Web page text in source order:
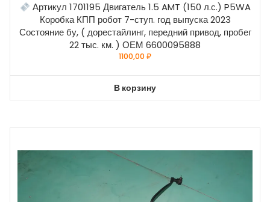
Артикул 1701195 Двигатель 1.5 AMT (150 л.с.) P5WA
Коробка КПП робот 7-ступ. год выпуска 2023
Состояние бу, ( дорестайлинг, передний привод, пробег
22 тыс. км. ) ОЕМ 6600095888
1100,00₽
В корзину